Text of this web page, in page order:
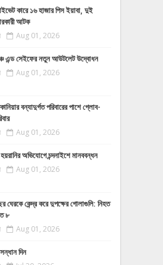
কারে ১৬ হাজার পিস ইয়াবা, দুই
আটক
Aug 01, 2026
এন্ড সেইফের নতুন আউটলেট উদ্বোধন
Aug 01, 2026
বন্যাদুর্গত পরিবারের পাশে গ্লোব-
Aug 01, 2026
অভিযোগে চন্দনাইশে মানববন্ধন
Aug 01, 2026
ঘেরকে কেন্দ্র করে দুপক্ষের গোলাগুলি: নিহত
৮
Aug 01, 2026
দিন